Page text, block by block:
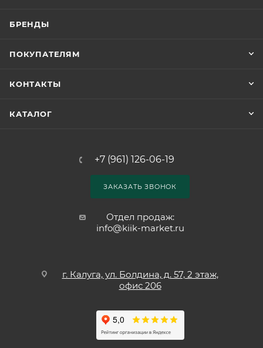
БРЕНДЫ
ПОКУПАТЕЛЯМ
КОНТАКТЫ
КАТАЛОГ
+7 (961) 126-06-19
ЗАКАЗАТЬ ЗВОНОК
Отдел продаж:
info@kiik-market.ru
г. Калуга, ул. Болдина, д. 57, 2 этаж,
офис 206